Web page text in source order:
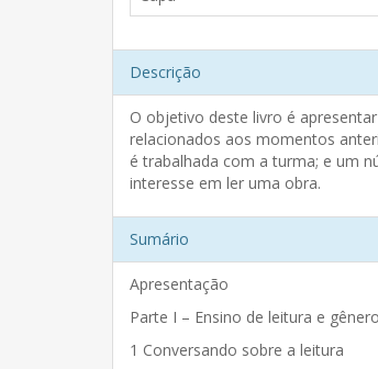
Descrição
O objetivo deste livro é
relacionados aos momentos
é trabalhada com a turma; e um
interesse em ler uma obra.
Sumário
Apresentação
Parte I – Ensino de leitura e
1 Conversando sobre a leitura